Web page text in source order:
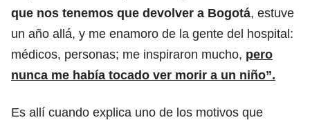
que nos tenemos que devolver a Bogotá, estuve
un año allá, y me enamoro de la gente del hospital:
médicos, personas; me inspiraron mucho, pero
nunca me había tocado ver morir a un niño”.
Es allí cuando explica uno de los motivos que